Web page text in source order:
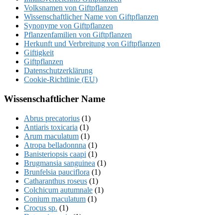
Volksnamen von Giftpflanzen
Wissenschaftlicher Name von Giftpflanzen
Synonyme von Giftpflanzen
Pflanzenfamilien von Giftpflanzen
Herkunft und Verbreitung von Giftpflanzen
Giftigkeit
Giftpflanzen
Datenschutzerklärung
Cookie-Richtlinie (EU)
Wissenschaftlicher Name
Abrus precatorius (1)
Antiaris toxicaria (1)
Arum maculatum (1)
Atropa belladonnna (1)
Banisteriopsis caapi (1)
Brugmansia sanguinea (1)
Brunfelsia pauciflora (1)
Catharanthus roseus (1)
Colchicum autumnale (1)
Conium maculatum (1)
Crocus sp. (1)